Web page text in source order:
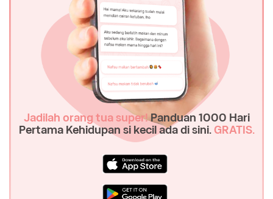
Jadilah orang tua super!Panduan 1000 Hari
Pertama Kehidupan si kecil ada di sini. GRATIS.